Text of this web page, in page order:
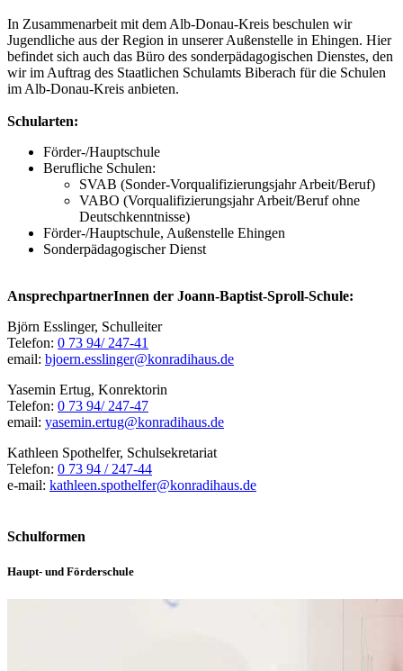
In Zusammenarbeit mit dem Alb-Donau-Kreis beschulen wir
Jugendliche aus der Region in unserer Außenstelle in Ehingen. Hier
befindet sich auch das Büro des sonderpädagogischen Dienstes, den
wir im Auftrag des Staatlichen Schulamts Biberach für die Schulen
im Alb-Donau-Kreis anbieten.
Schularten:
Förder-/Hauptschule
Berufliche Schulen:
SVAB (Sonder-Vorqualifizierungsjahr Arbeit/Beruf)
VABO (Vorqualifizierungsjahr Arbeit/Beruf ohne
Deutschkenntnisse)
Förder-/Hauptschule, Außenstelle Ehingen
Sonderpädagogischer Dienst
AnsprechpartnerInnen der Joann-Baptist-Sproll-Schule:
Björn Esslinger, Schulleiter
Telefon: 0 73 94/ 247-41
email: bjoern.esslinger@konradihaus.de
Yasemin Ertug, Konrektorin
Telefon: 0 73 94/ 247-47
email: yasemin.ertug@konradihaus.de
Kathleen Spothelfer, Schulsekretariat
Telefon: 0 73 94 / 247-44
e-mail: kathleen.spothelfer@konradihaus.de
Schulformen
Haupt- und Förderschule